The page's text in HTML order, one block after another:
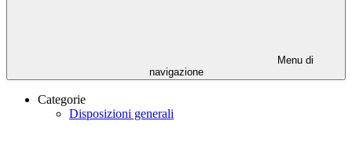
Menu di
navigazione
Categorie
Disposizioni generali